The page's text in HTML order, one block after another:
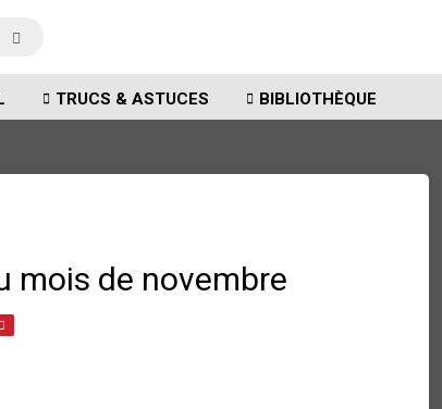
TRUCS & ASTUCES BIBLIOTHÈQUE
mois de novembre